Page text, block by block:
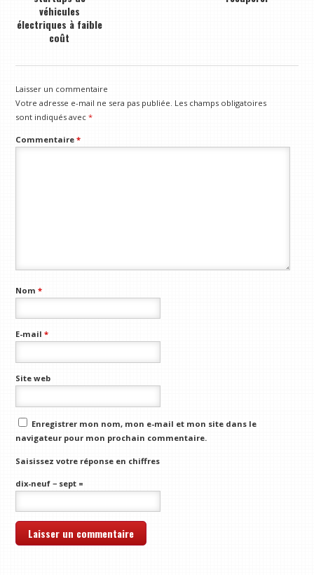
véhicules
électriques à faible
coût
Laisser un commentaire
Votre adresse e-mail ne sera pas publiée. Les champs obligatoires
sont indiqués avec*
Commentaire*
Nom*
E-mail*
Site web
Enregistrer mon nom, mon e-mail et mon site dans le
navigateur pour mon prochain commentaire.
Saisissez votre réponse en chiffres
dix-neuf − sept =